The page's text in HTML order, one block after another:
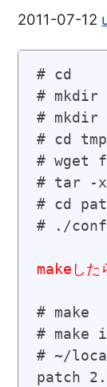
2011-07-12
# cd
# mkdir
# mkdir
# cd
# wget
# tar -
# cd
# ./
makeし
# make
# make
# ~/
patch